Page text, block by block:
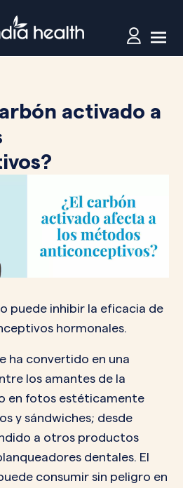
activado a
puede inhibir la eficacia de
hormonales.
ha convertido en una
los amantes de la
en fotos estéticamente
y sándwiches; desde
a otros productos
dentales. El
consumir sin peligro en